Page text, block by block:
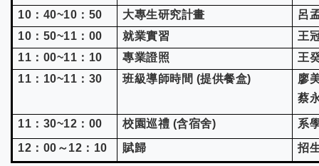
10 ：40~10：50 大專生研究計畫
呂
10 ：50~11：00 就業實習
王
11 ：00~11：10 專業證照
王
11 ：10~11：30 班級導師時間 (提供餐盒)
廖
蔡
11 ：30~12：00 校園巡禮 (含宿舍)
系
12 ：00～12：10 賦歸 招